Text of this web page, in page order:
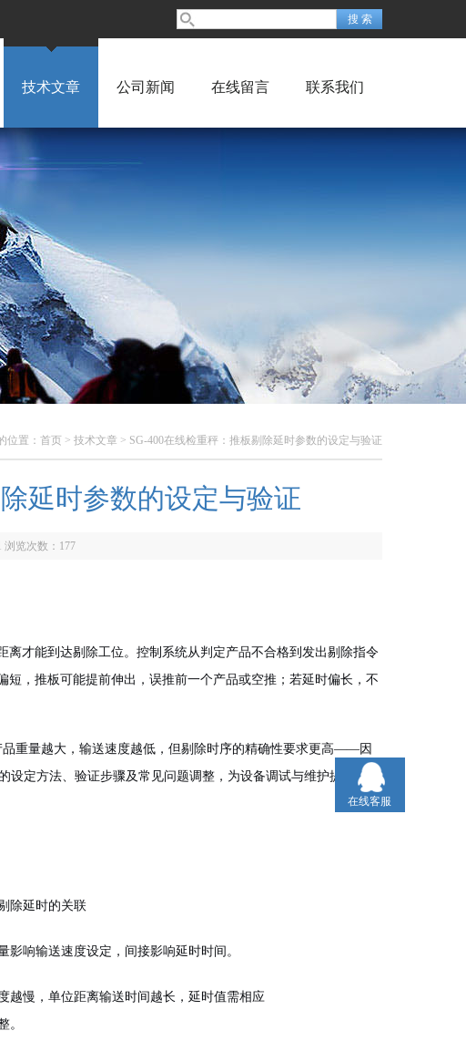
技术文章 公司新闻 在线留言 联系我们
位置： 首页 > 技术文章 > SG-400在线检重秤：推板剔除延时参数的设定与验证
延时参数的设定与验证
浏览次数： 177
才能到达剔除工位。控制系统从判定产品不合格到发出剔除指令
短，推板可能提前伸出，误推前一个产品或空推；若延时偏长，不
品重量越大，输送速度越低，但剔除时序的精确性要求更高——因
定方法、验证步骤及常见问题调整，为设备调试与维护提供参
除延时的关联
影响输送速度设定，间接影响延时时间。
越慢，单位距离输送时间越长，延时值需相应
。
在线客服